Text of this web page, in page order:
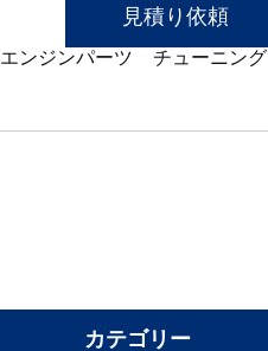
見積り依頼
エンジンパーツ チューニング
カテゴリー